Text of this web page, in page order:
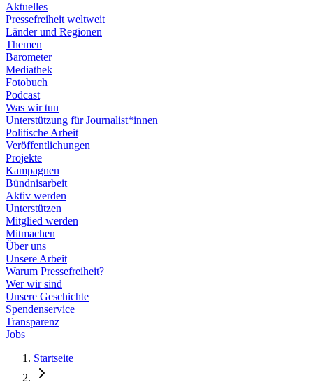
Aktuelles
Pressefreiheit weltweit
Länder und Regionen
Themen
Barometer
Mediathek
Fotobuch
Podcast
Was wir tun
Unterstützung für Journalist*innen
Politische Arbeit
Veröffentlichungen
Projekte
Kampagnen
Bündnisarbeit
Aktiv werden
Unterstützen
Mitglied werden
Mitmachen
Über uns
Unsere Arbeit
Warum Pressefreiheit?
Wer wir sind
Unsere Geschichte
Spendenservice
Transparenz
Jobs
Startseite